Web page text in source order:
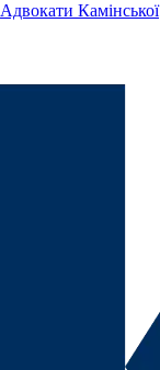
Адвокати Камінської